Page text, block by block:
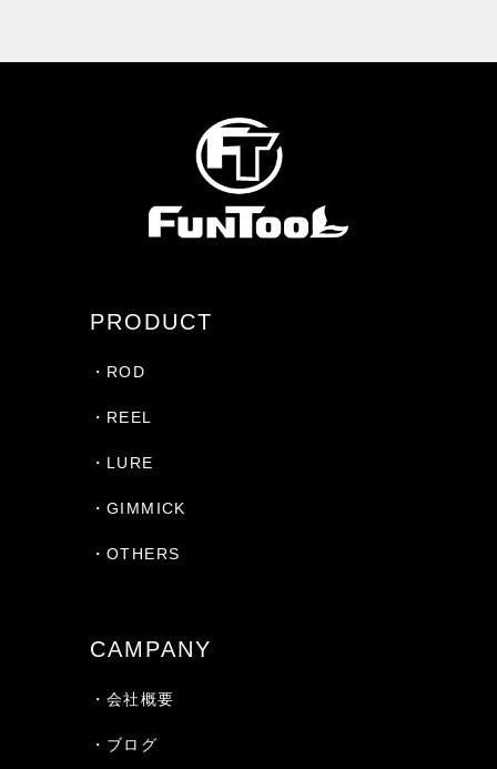
PRODUCT
・ROD
・REEL
・LURE
・GIMMICK
・OTHERS
CAMPANY
・会社概要
・ブログ